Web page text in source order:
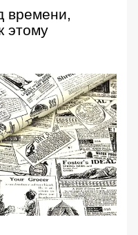
времени,
этому